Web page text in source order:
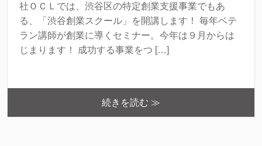
社ＯＣＬでは、渋谷区の特定創業支援事業でもあ
る、「渋谷創業スクール」を開講します！ 毎年ベテ
ラン講師が創業に導くセミナー。今年は９月からは
じまります！ 成功する事業をつ […]
続きを読む ≫